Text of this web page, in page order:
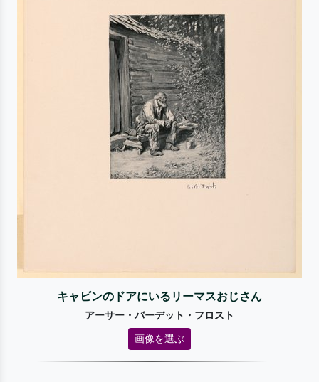
キャビンのドアにいるリーマスおじさん
アーサー・バーデット・フロスト
画像を選ぶ